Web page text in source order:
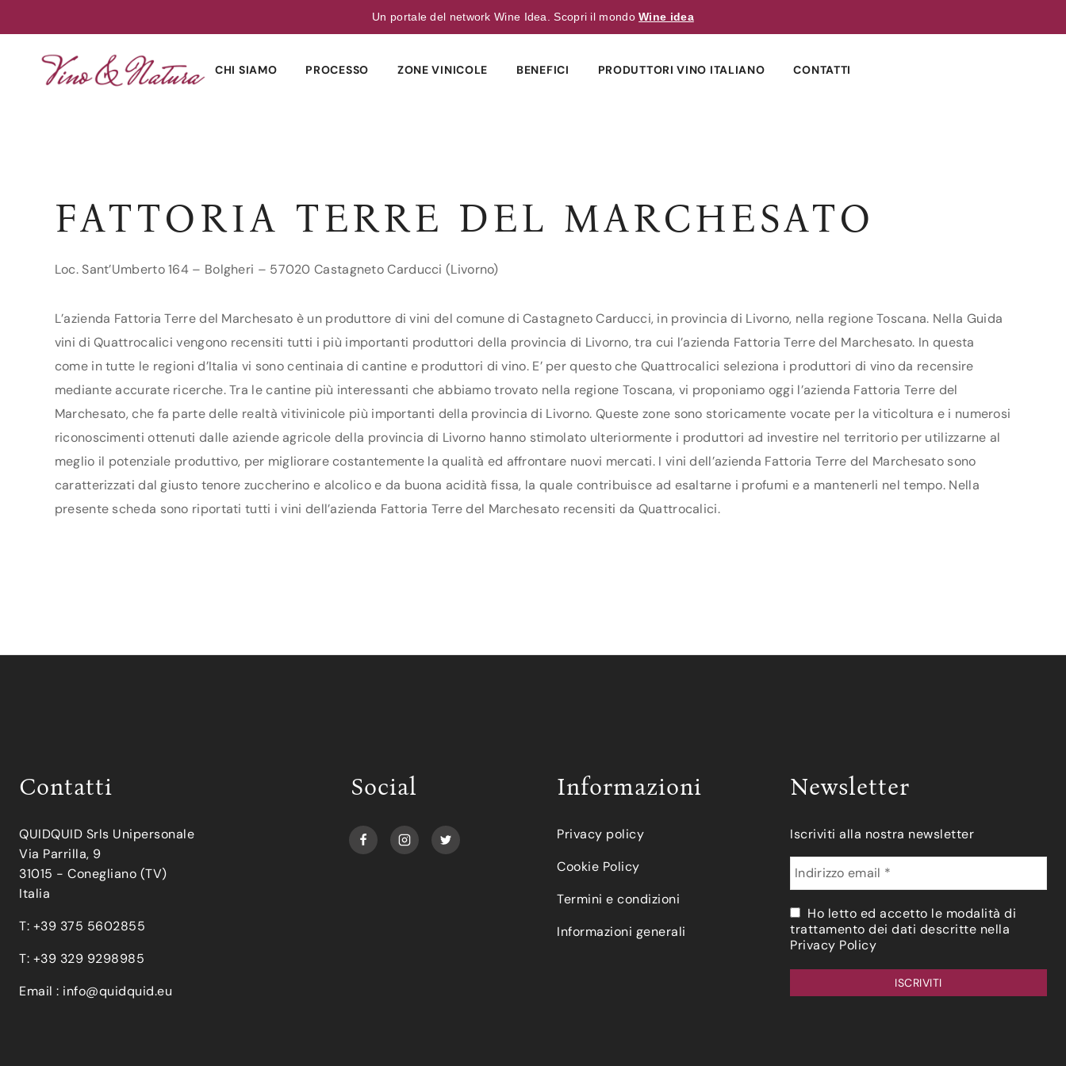
Un portale del network Wine Idea. Scopri il mondoWine idea
CHI SIAMO PROCESSO ZONE VINICOLE BENEFICI PRODUTTORI VINO ITALIANO CONTATTI
FATTORIA TERRE DEL MARCHESATO
Loc. Sant’Umberto 164 – Bolgheri – 57020 Castagneto Carducci (Livorno)
L’azienda Fattoria Terre del Marchesato è un produttore di vini del comune di Castagneto Carducci, in provincia di Livorno, nella regione Toscana. Nella Guida
vini di Quattrocalici vengono recensiti tutti i più importanti produttori della provincia di Livorno, tra cui l’azienda Fattoria Terre del Marchesato. In questa
come in tutte le regioni d’Italia vi sono centinaia di cantine e produttori di vino. E’ per questo che Quattrocalici seleziona i produttori di vino da recensire
mediante accurate ricerche. Tra le cantine più interessanti che abbiamo trovato nella regione Toscana, vi proponiamo oggi l’azienda Fattoria Terre del
Marchesato, che fa parte delle realtà vitivinicole più importanti della provincia di Livorno. Queste zone sono storicamente vocate per la viticoltura e i numerosi
riconoscimenti ottenuti dalle aziende agricole della provincia di Livorno hanno stimolato ulteriormente i produttori ad investire nel territorio per utilizzarne al
meglio il potenziale produttivo, per migliorare costantemente la qualità ed affrontare nuovi mercati. I vini dell’azienda Fattoria Terre del Marchesato sono
caratterizzati dal giusto tenore zuccherino e alcolico e da buona acidità fissa, la quale contribuisce ad esaltarne i profumi e a mantenerli nel tempo. Nella
presente scheda sono riportati tutti i vini dell’azienda Fattoria Terre del Marchesato recensiti da Quattrocalici.
Contatti
QUIDQUID Srls Unipersonale
Via Parrilla, 9
31015 - Conegliano (TV)
Italia
T: +39 375 5602855
T: +39 329 9298985
Email : info@quidquid.eu
Social Informazioni
Privacy policy
Cookie Policy
Termini e condizioni
Informazioni generali
Newsletter
Iscriviti alla nostra newsletter
Ho letto ed accetto le modalità di
trattamento dei dati descritte nella
Privacy Policy